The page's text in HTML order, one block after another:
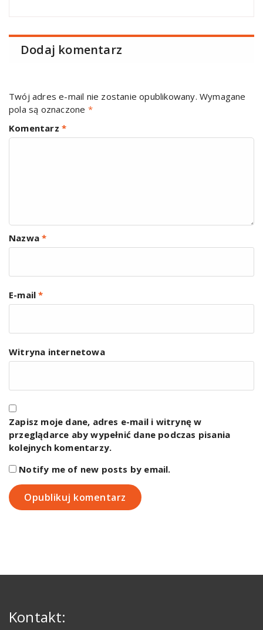
Dodaj komentarz
Twój adres e-mail nie zostanie opublikowany. Wymagane
pola są oznaczone *
Komentarz *
Nazwa*
E-mail*
Witryna internetowa
Zapisz moje dane, adres e-mail i witrynę w
przeglądarce aby wypełnić dane podczas pisania
kolejnych komentarzy.
Notify me of new posts by email.
Kontakt: